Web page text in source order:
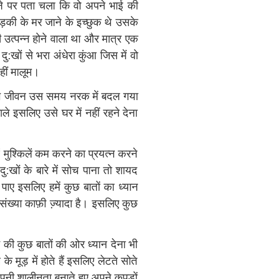
पता चला कि वो अपने भाई की
लड़की के मर जाने के इच्छुक थे उसके
होने वाला था और मात्र एक
से भरा अंधेरा कुंआ जिस में वो
मालूम।
जीवन उस समय नरक में बदल गया
इसलिए उसे घर में नहीं रहने देना
मुश्किलें कम करने का प्रयत्‍न करने
के बारे में सोच पाना तो शायद
इसलिए हमें कुछ बातों का ध्यान
काफ़ी ज्‍़यादा है। इसलिए कुछ
की कुछ बातों की ओर ध्यान देना भी
मूड़ में होते हैं इसलिए लेटते सोते